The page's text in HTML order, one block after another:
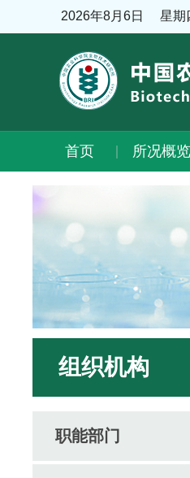
2026年8月6日 星期
首页 所况概览
组织机构
职能部门